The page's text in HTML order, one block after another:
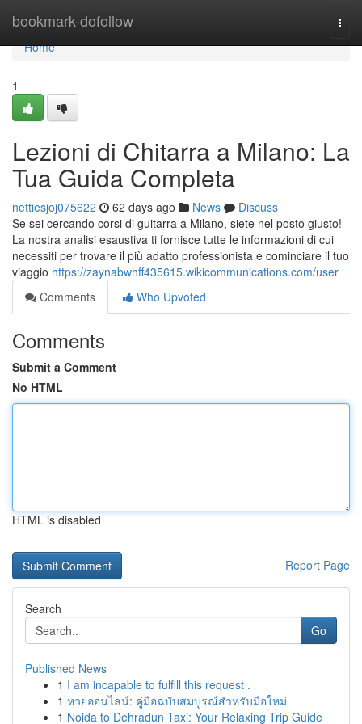
bookmark-dofollow
Home
Home
1
Lezioni di Chitarra a Milano: La
Tua Guida Completa
nettiesjoj075622 62 days ago News
Discuss
Se sei cercando corsi di guitarra a Milano, siete nel posto giusto!
La nostra analisi esaustiva ti fornisce tutte le informazioni di cui
necessiti per trovare il più adatto professionista e cominciare il tuo
viaggio https://zaynabwhff435615.wikicommunications.com/user
Comments
Who Upvoted
Comments
Submit a Comment
No HTML
HTML is disabled
Report Page
Search
Go
Published News
1 I am incapable to fulfill this request .
1 หวยออนไลน์: คู่มือฉบับสมบูรณ์สำหรับมือใหม่
1 Noida to Dehradun Taxi: Your Relaxing Trip Guide